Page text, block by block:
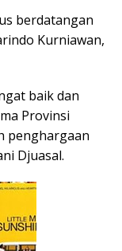
berdatangan
Kurniawan,
baik dan
Provinsi
penghargaan
Djuasal.